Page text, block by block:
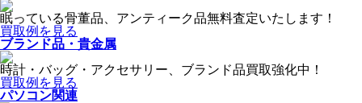
眠っている骨董品、アンティーク品無料査定いたします！
買取例を見る
ブランド品・貴金属
時計・バッグ・アクセサリー、ブランド品買取強化中！
買取例を見る
パソコン関連